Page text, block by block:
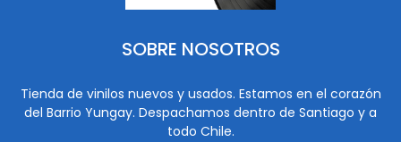
SOBRE NOSOTROS
Tienda de vinilos nuevos y usados. Estamos en el corazón
del Barrio Yungay. Despachamos dentro de Santiago y a
todo Chile.